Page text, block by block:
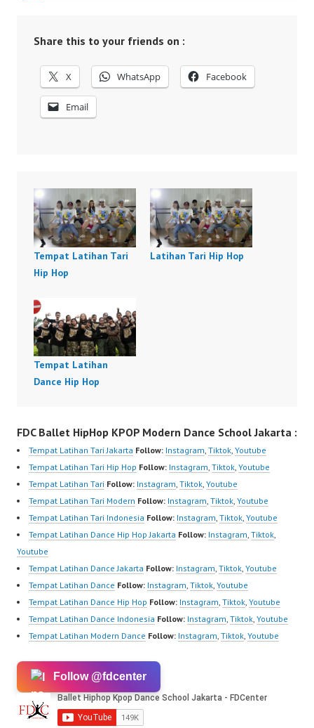
Share this to your friends on :
X WhatsApp Facebook
Email
Tempat Latihan Tari
Hip Hop
Latihan Tari Hip Hop
Tempat Latihan
Dance Hip Hop
FDC Ballet HipHop KPOP Modern Dance School Jakarta :
Tempat Latihan Tari Jakarta Follow: Instagram, Tiktok, Youtube
Tempat Latihan Tari Hip Hop Follow: Instagram, Tiktok, Youtube
Tempat Latihan Tari Follow: Instagram, Tiktok, Youtube
Tempat Latihan Tari Modern Follow: Instagram, Tiktok, Youtube
Tempat Latihan Tari Indonesia Follow: Instagram, Tiktok, Youtube
Tempat Latihan Dance Hip Hop Jakarta Follow: Instagram, Tiktok,
Youtube
Tempat Latihan Dance Jakarta Follow: Instagram, Tiktok, Youtube
Tempat Latihan Dance Follow: Instagram, Tiktok, Youtube
Tempat Latihan Dance Hip Hop Follow: Instagram, Tiktok, Youtube
Tempat Latihan Dance Indonesia Follow: Instagram, Tiktok, Youtube
Tempat Latihan Modern Dance Follow: Instagram, Tiktok, Youtube
Follow @fdcenter